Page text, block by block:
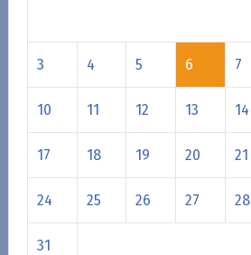
3 4 5 6 7
10 11 12 13 14
17 18 19 20 21
24 25 26 27 28
31